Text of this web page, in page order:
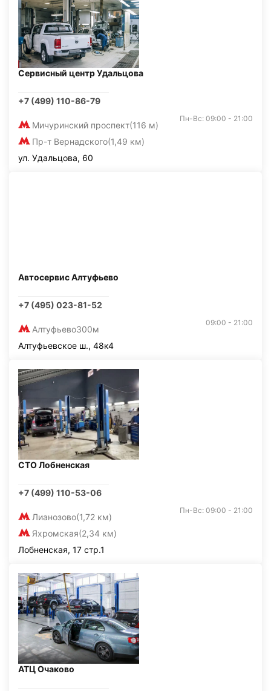
Сервисный центр Удальцова
+7 (499) 110-86-79
Мичуринский проспект(116 м)
Пр-т Вернадского(1,49 км)
Пн-Вс: 09:00 - 21:00
ул. Удальцова, 60
Автосервис Алтуфьево
+7 (495) 023-81-52
Алтуфьево300м
09:00 - 21:00
Алтуфьевское ш., 48к4
СТО Лобненская
+7 (499) 110-53-06
Лианозово(1,72 км)
Яхромская(2,34 км)
Пн-Вс: 09:00 - 21:00
Лобненская, 17 стр.1
АТЦ Очаково